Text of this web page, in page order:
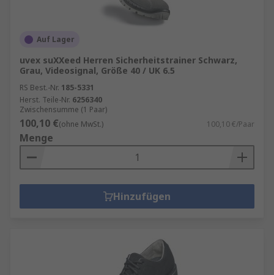
Auf Lager
uvex suXXeed Herren Sicherheitstrainer Schwarz,
Grau, Videosignal, Größe 40 / UK 6.5
RS Best.-Nr. 185-5331
Herst. Teile-Nr. 6256340
Zwischensumme (1 Paar)
100,10 €(ohne MwSt.) 100,10 €/Paar
Menge
Hinzufügen